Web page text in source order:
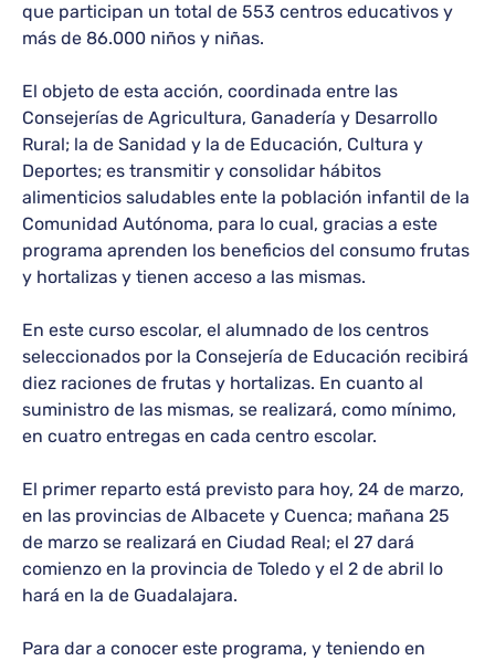
que participan un total de 553 centros educativos y
más de 86.000 niños y niñas.
El objeto de esta acción, coordinada entre las
Consejerías de Agricultura, Ganadería y Desarrollo
Rural; la de Sanidad y la de Educación, Cultura y
Deportes; es transmitir y consolidar hábitos
alimenticios saludables ente la población infantil de la
Comunidad Autónoma, para lo cual, gracias a este
programa aprenden los beneficios del consumo frutas
y hortalizas y tienen acceso a las mismas.
En este curso escolar, el alumnado de los centros
seleccionados por la Consejería de Educación recibirá
diez raciones de frutas y hortalizas. En cuanto al
suministro de las mismas, se realizará, como mínimo,
en cuatro entregas en cada centro escolar.
El primer reparto está previsto para hoy, 24 de marzo,
en las provincias de Albacete y Cuenca; mañana 25
de marzo se realizará en Ciudad Real; el 27 dará
comienzo en la provincia de Toledo y el 2 de abril lo
hará en la de Guadalajara.
Para dar a conocer este programa, y teniendo en